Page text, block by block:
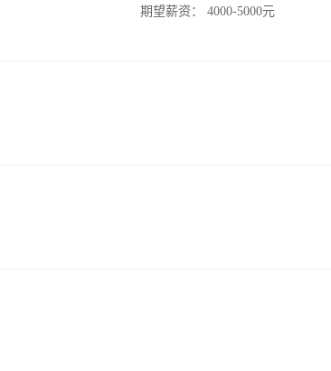
期望薪资：
4000-5000元